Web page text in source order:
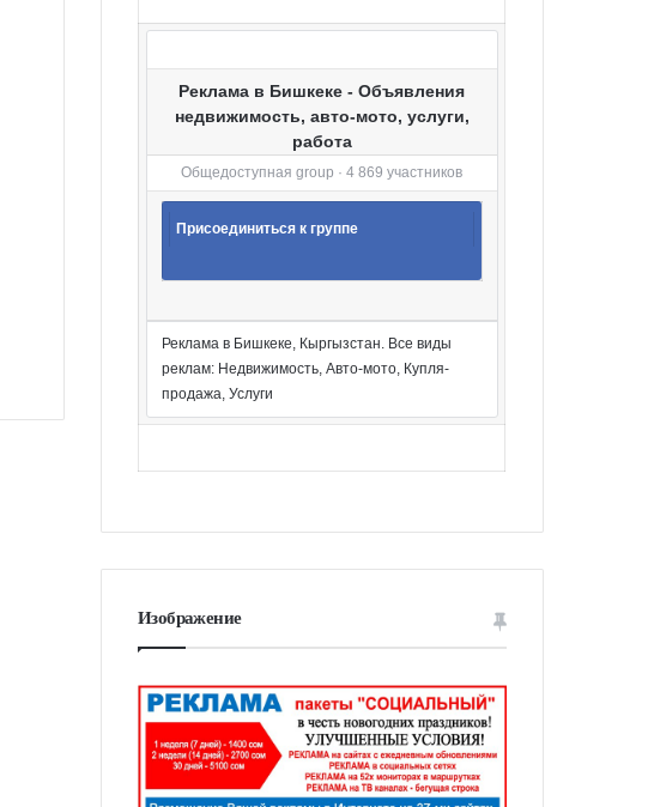
Реклама в Бишкеке - Объявления
недвижимость, авто-мото, услуги,
работа
Общедоступная group · 4 869 участников
Присоединиться к группе
Реклама в Бишкеке, Кыргызстан. Все виды
реклам: Недвижимость, Авто-мото, Купля-
продажа, Услуги
Изображение